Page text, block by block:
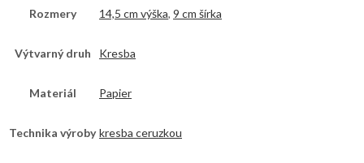
Rozmery 14,5 cm výška, 9 cm šírka
Výtvarný druh Kresba
Materiál Papier
Technika výroby kresba ceruzkou